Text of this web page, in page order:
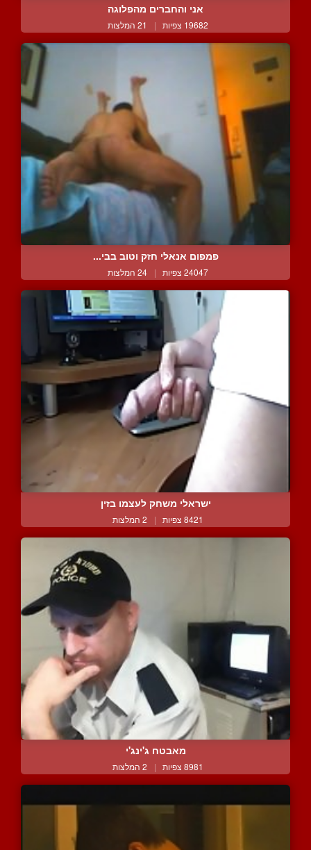
אני והחברים מהפלוגה
19682 צפיות | 21 המלצות
פמפום אנאלי חזק וטוב בבי...
24047 צפיות | 24 המלצות
ישראלי משחק לעצמו בזין
8421 צפיות | 2 המלצות
מאבטח ג'ינג'י
8981 צפיות | 2 המלצות